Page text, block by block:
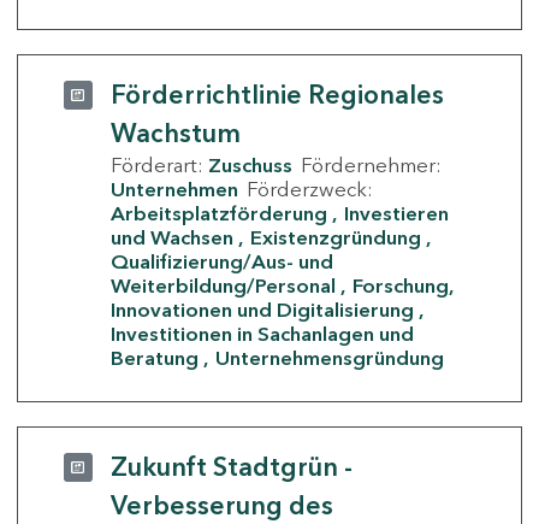
Förderrichtlinie Regionales
Wachstum
Förderart: Zuschuss Fördernehmer:
Unternehmen Förderzweck:
Arbeitsplatzförderung
Investieren
und Wachsen
Existenzgründung
Qualifizierung/Aus- und
Weiterbildung/Personal
Forschung,
Innovationen und Digitalisierung
Investitionen in Sachanlagen und
Beratung
Unternehmensgründung
Zukunft Stadtgrün -
Verbesserung des